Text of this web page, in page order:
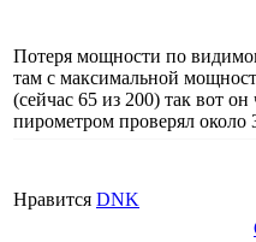
Потеря мощности по
там с максимальной
(сейчас 65 из 200) так вот
пирометром проверял около
Нравится DNK